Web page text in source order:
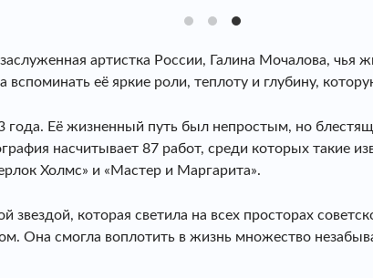
артистка России, Галина Мочалова, чья
вспоминать её яркие роли, теплоту и глубину,
Её жизненный путь был непростым, но
насчитывает 87 работ, среди которых такие
Холмс» и «Мастер и Маргарита».
которая светила на всех просторах
Она смогла воплотить в жизнь множество